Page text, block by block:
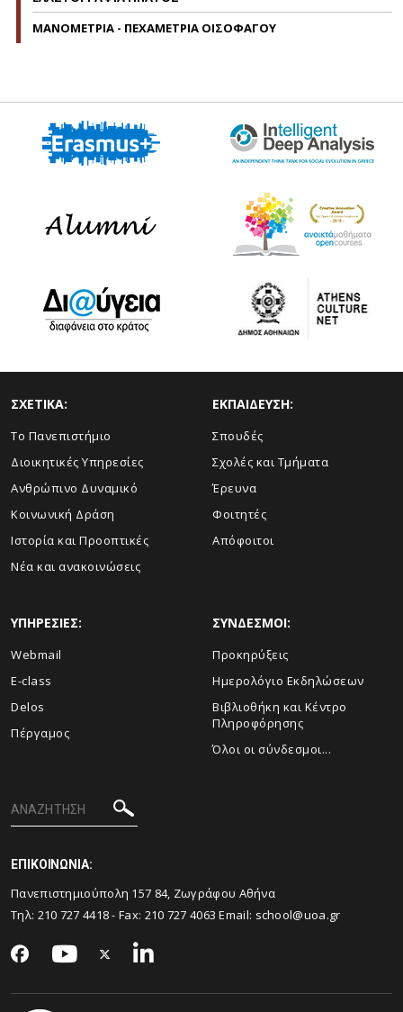
ΜΑΝΟΜΕΤΡΙΑ - ΠΕΧΑΜΕΤΡΙΑ ΟΙΣΟΦΑΓΟΥ
ΣΧΕΤΙΚΑ:
Το Πανεπιστήμιο
Διοικητικές Υπηρεσίες
Ανθρώπινο Δυναμικό
Κοινωνική Δράση
Ιστορία και Προοπτικές
Νέα και ανακοινώσεις
ΕΚΠΑΙΔΕΥΣΗ:
Σπουδές
Σχολές και Τμήματα
Έρευνα
Φοιτητές
Απόφοιτοι
ΥΠΗΡΕΣΙΕΣ:
Webmail
E-class
Delos
Πέργαμος
ΣΥΝΔΕΣΜΟΙ:
Προκηρύξεις
Ημερολόγιο Εκδηλώσεων
Βιβλιοθήκη και Κέντρο
Πληροφόρησης
Όλοι οι σύνδεσμοι...
ΕΠΙΚΟΙΝΩΝΙΑ:
Πανεπιστημιούπολη 157 84, Ζωγράφου Αθήνα
Τηλ: 210 727 4418- Fax: 210 727 4063 Email: school@uoa.gr